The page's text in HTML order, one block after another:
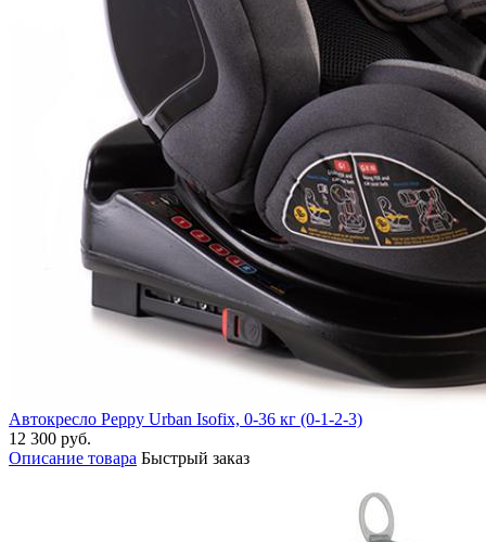
Автокресло Peppy Urban Isofix, 0-36 кг (0-1-2-3)
12 300 руб.
Описание товара Быстрый заказ